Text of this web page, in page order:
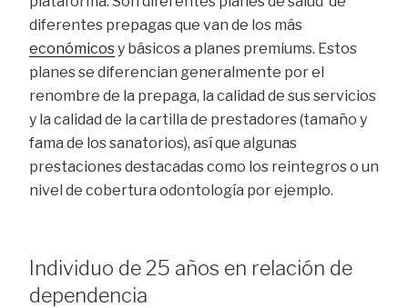
diferentes prepagas que van de los más
económicosy básicos a planes premiums. Estos
planes se diferencian generalmente por el
renombre de la prepaga, la calidad de sus servicios
y la calidad de la cartilla de prestadores (tamaño y
fama de los sanatorios), así que algunas
prestaciones destacadas como los reintegros o un
nivel de cobertura odontología por ejemplo.
Individuo de 25 años en relación de
dependencia